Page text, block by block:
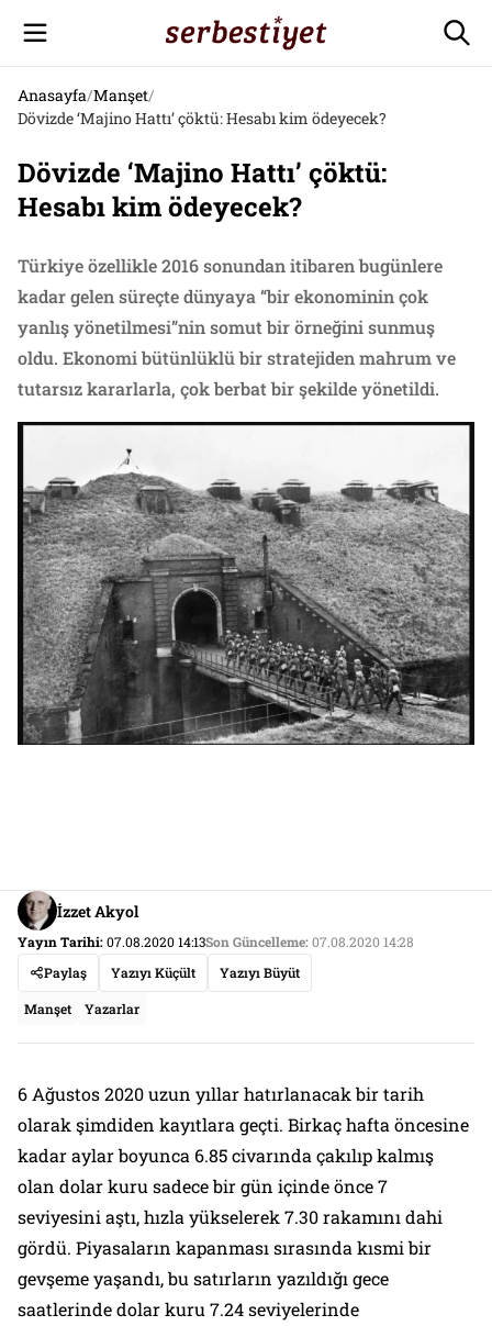
Anasayfa/Manşet/
Dövizde ‘Majino Hattı’ çöktü: Hesabı kim ödeyecek?
Dövizde ‘Majino Hattı’ çöktü:
Hesabı kim ödeyecek?
Türkiye özellikle 2016 sonundan itibaren bugünlere
kadar gelen süreçte dünyaya “bir ekonominin çok
yanlış yönetilmesi”nin somut bir örneğini sunmuş
oldu. Ekonomi bütünlüklü bir stratejiden mahrum ve
tutarsız kararlarla, çok berbat bir şekilde yönetildi.
İzzet Akyol
Yayın Tarihi:07.08.2020 14:13Son Güncelleme:07.08.2020 14:28
Paylaş
Yazıyı Küçült Yazıyı Büyüt
Manşet Yazarlar
6 Ağustos 2020 uzun yıllar hatırlanacak bir tarih
olarak şimdiden kayıtlara geçti. Birkaç hafta öncesine
kadar aylar boyunca 6.85 civarında çakılıp kalmış
olan dolar kuru sadece bir gün içinde önce 7
seviyesini aştı, hızla yükselerek 7.30 rakamını dahi
gördü. Piyasaların kapanması sırasında kısmi bir
gevşeme yaşandı, bu satırların yazıldığı gece
saatlerinde dolar kuru 7.24 seviyelerinde